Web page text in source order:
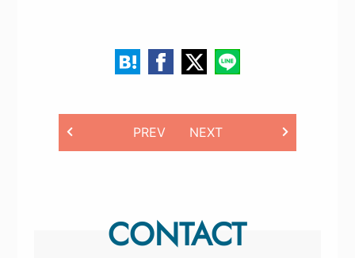
PREV NEXT
CONTACT